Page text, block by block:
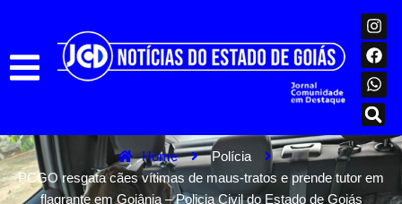
Home
Polícia
PCGO resgata cães vítimas de maus-tratos e prende tutor em
flagrante em Goiânia – Policia Civil do Estado de Goiás